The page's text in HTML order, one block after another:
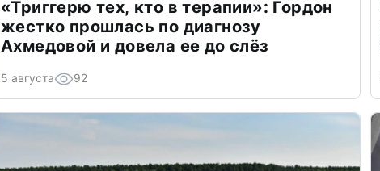
«Триггерю тех, кто в терапии»: Гордон
жестко прошлась по диагнозу
Ахмедовой и довела ее до слёз
5 августа 92